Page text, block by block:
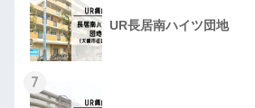
UR長居南ハイツ団地
7